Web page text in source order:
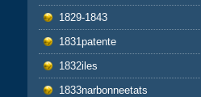
1829-1843
1831patente
1832iles
1833narbonneetats